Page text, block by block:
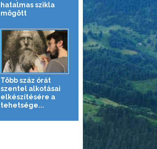
hatalmas szikla
mögött
Több száz órát
szentel alkotásai
elkészítésére a
tehetsége...